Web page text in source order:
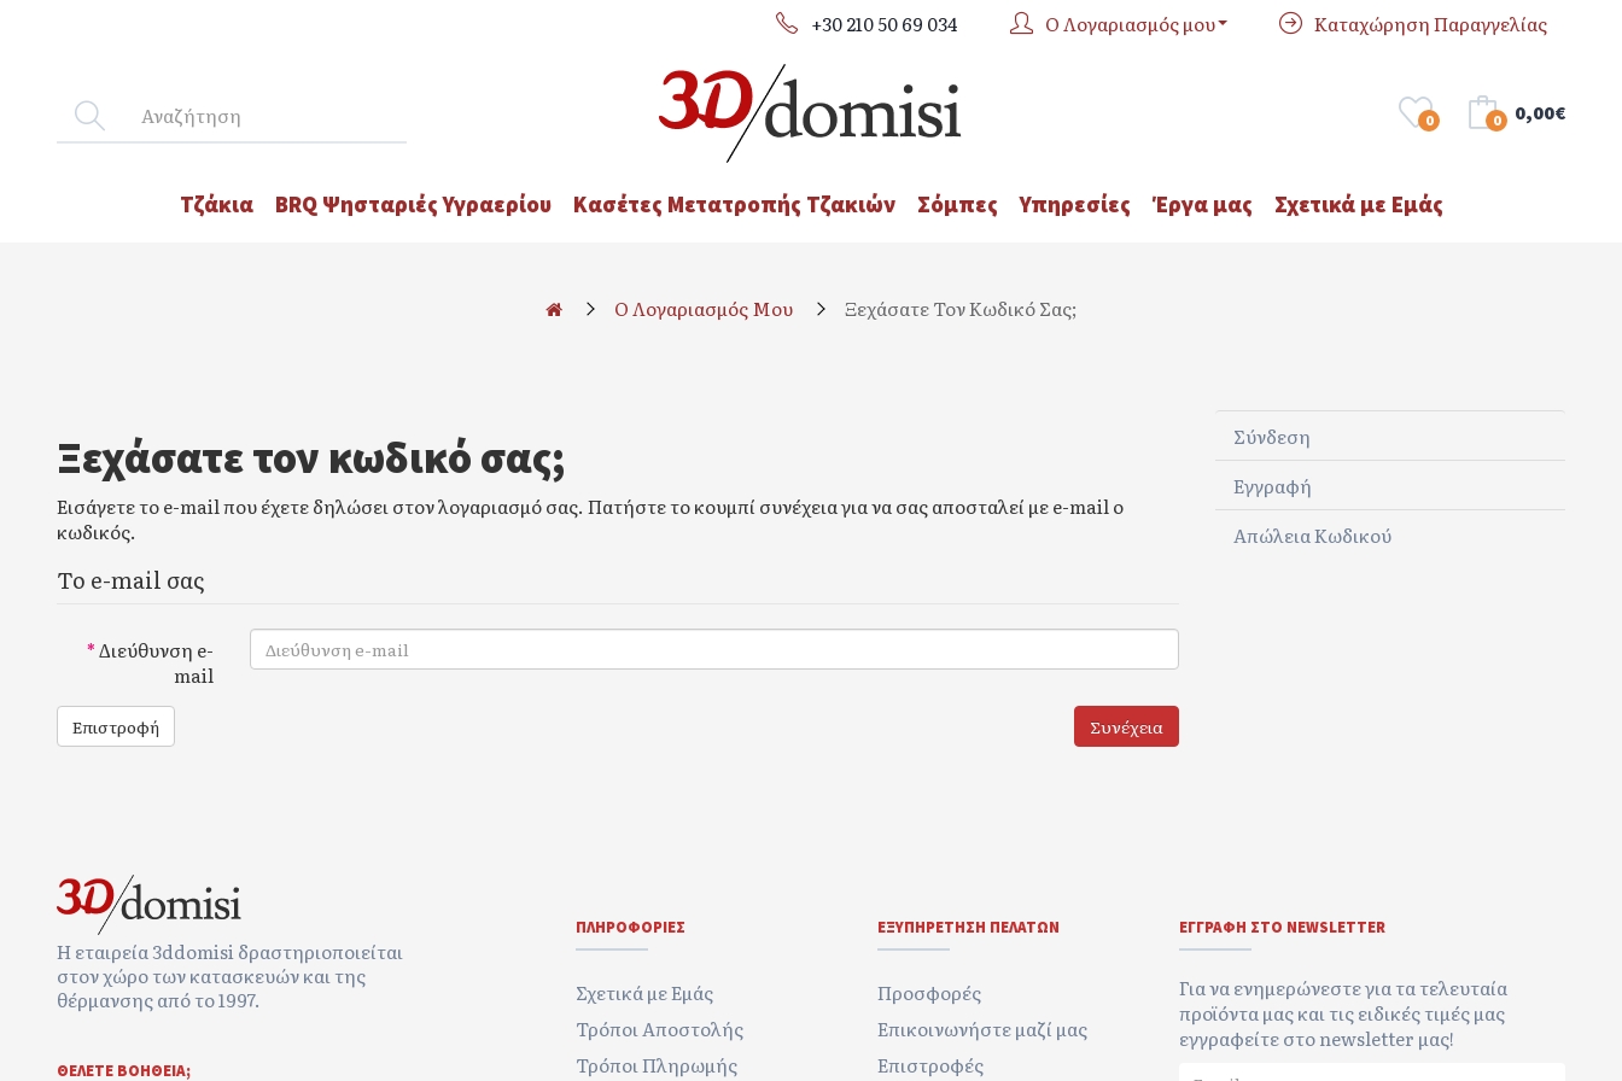
+30 210 50 69 034 Ο Λογαριασμός μου Καταχώρηση Παραγγελίας
0 0 0,00€
Τζάκια BRQ Ψησταριές Υγραερίου Κασέτες Μετατροπής Τζακιών Σόμπες Υπηρεσίες Έργα μας Σχετικά με Εμάς
O Λογαριασμός Μου Ξεχάσατε Τον Κωδικό Σας;
Ξεχάσατε τον κωδικό σας;
Εισάγετε το e-mail που έχετε δηλώσει στον λογαριασμό σας. Πατήστε το κουμπί συνέχεια για να σας αποσταλεί με e-mail ο
κωδικός.
Το e-mail σας
Διεύθυνση e-
mail
Επιστροφή
Σύνδεση
Εγγραφή
Απώλεια Κωδικού
Η εταιρεία 3ddomisi δραστηριοποιείται
στον χώρο των κατασκευών και της
θέρμανσης από το 1997.
ΘΕΛΕΤΕ ΒΟΉΘΕΙΑ;
ΠΛΗΡΟΦΟΡΊΕΣ
Σχετικά με Εμάς
Τρόποι Αποστολής
Τρόποι Πληρωμής
ΕΞΥΠΗΡΈΤΗΣΗ ΠΕΛΑΤΏΝ
Προσφορές
Επικοινωνήστε μαζί μας
Επιστροφές
ΕΓΓΡΑΦΉ ΣΤΟ NEWSLETTER
Για να ενημερώνεστε για τα τελευταία
προϊόντα μας και τις ειδικές τιμές μας
εγγραφείτε στο newsletter μας!